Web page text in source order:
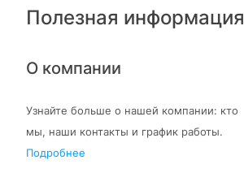
Полезная информация
О компании
Узнайте больше о нашей компании: кто
мы, наши контакты и график работы.
Подробнее